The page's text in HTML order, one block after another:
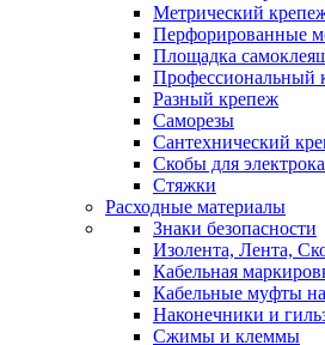
Метрический
Перфорированные
Площадка
Профессиональный
Разный крепеж
Саморезы
Сантехнический
Скобы для
Стяжки
Расходные материалы
Знаки безопасности
Изолента, Лента,
Кабельная
Кабельные муфты
Наконечники и
Сжимы и клеммы